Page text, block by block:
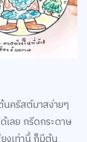
คริสต์มาสง่ายๆ
เลย กรีดกระดาษ
งเท่านี้ ก็มีต้น